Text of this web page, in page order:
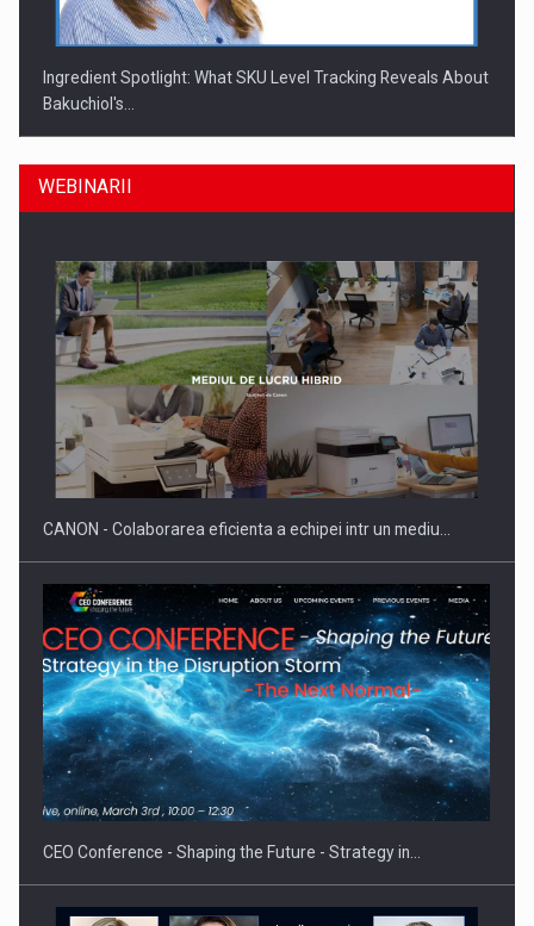
Ingredient Spotlight: What SKU Level Tracking Reveals About
Bakuchiol's…
Producatorii si comerciantii care nu se supun noilor
reglementari…
Proteinmaxxing and the Future of Protein Demand
WEBINARII
CANON - Colaborarea eficienta a echipei intr un mediu…
CEO Conference - Shaping the Future - Strategy in…